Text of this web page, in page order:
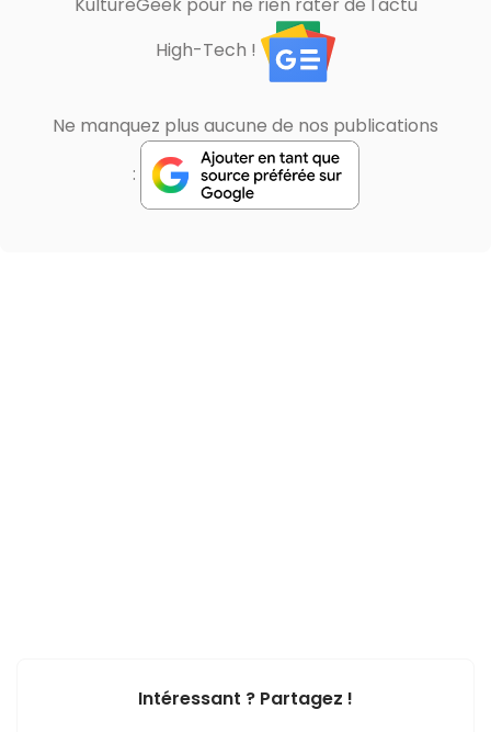
High-Tech !
Ne manquez plus aucune de nos publications
:
Intéressant ? Partagez !